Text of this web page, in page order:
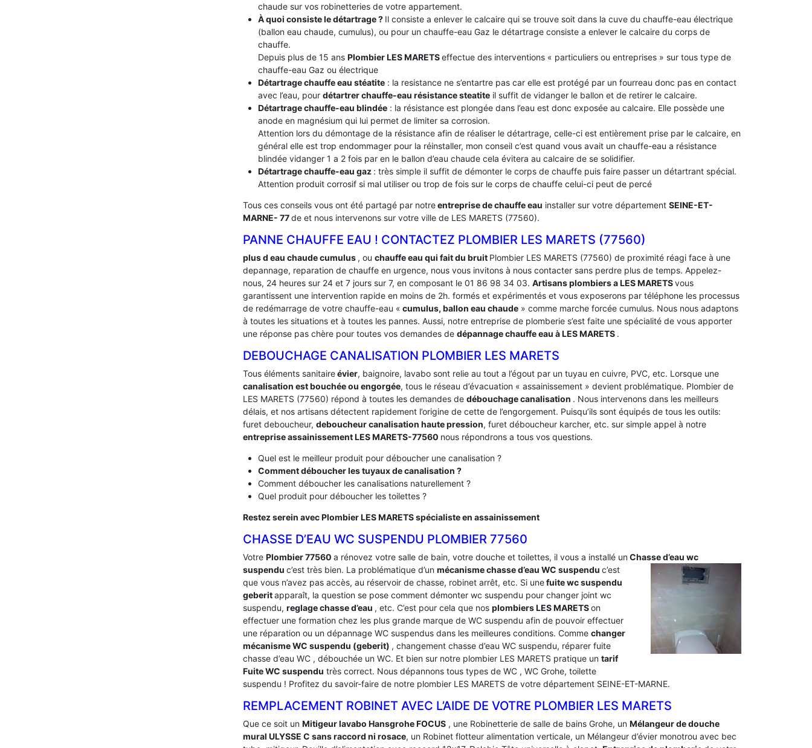
chaude sur vos robinetteries de votre appartement.
À quoi consiste le détartrage ? Il consiste a enlever le calcaire qui se trouve soit dans la cuve du chauffe-eau électrique
(ballon eau chaude, cumulus), ou pour un chauffe-eau Gaz le détartrage consiste a enlever le calcaire du corps de
chauffe.
Depuis plus de 15 ans Plombier LES MARETSeffectue des interventions « particuliers ou entreprises » sur tous type de
chauffe-eau Gaz ou électrique
Détartrage chauffe eau stéatite: la resistance ne s’entartre pas car elle est protégé par un fourreau donc pas en contact
avec l’eau, pour détartrer chauffe-eau résistance steatiteil suffit de vidanger le ballon et de retirer le calcaire.
Détartrage chauffe-eau blindée: la résistance est plongée dans l’eau est donc exposée au calcaire. Elle possède une
anode en magnésium qui lui permet de limiter sa corrosion.
Attention lors du démontage de la résistance afin de réaliser le détartrage, celle-ci est entièrement prise par le calcaire, en
général elle est trop endommager pour la réinstaller, mon conseil c’est quand vous avait un chauffe-eau a résistance
blindée vidanger 1 a 2 fois par en le ballon d’eau chaude cela évitera au calcaire de se solidifier.
Détartrage chauffe-eau gaz : très simple il suffit de démonter le corps de chauffe puis faire passer un détartrant spécial.
Attention produit corrosif si mal utiliser ou trop de fois sur le corps de chauffe celui-ci peut de percé
Tous ces conseils vous ont été partagé par notreentreprise de chauffe eau installer sur votre département SEINE-ET-
MARNE- 77de et nous intervenons sur votre ville de LES MARETS (77560).
PANNE CHAUFFE EAU ! CONTACTEZ PLOMBIER LES MARETS (77560)
plus d eau chaude cumulus , ou chauffe eau qui fait du bruit Plombier LES MARETS (77560) de proximité réagi face à une
depannage, reparation de chauffe en urgence, nous vous invitons à nous contacter sans perdre plus de temps. Appelez-
nous, 24 heures sur 24 et 7 jours sur 7, en composant le 01 86 98 34 03. Artisans plombiers a LES MARETSvous
garantissent une intervention rapide en moins de 2h. formés et expérimentés et vous exposerons par téléphone les processus
de redémarrage de votre chauffe-eau « cumulus, ballon eau chaude » comme marche forcée cumulus. Nous nous adaptons
à toutes les situations et à toutes les pannes. Aussi, notre entreprise de plomberie s’est faite une spécialité de vous apporter
une réponse pas chère pour toutes vos demandes de dépannage chauffe eau à LES MARETS .
DEBOUCHAGE CANALISATION PLOMBIER LES MARETS
Tous éléments sanitaireévier, baignoire, lavabo sont relie au tout a l’égout par un tuyau en cuivre, PVC, etc. Lorsque une
canalisation est bouchée ou engorgée, tous le réseau d’évacuation « assainissement » devient problématique. Plombier de
LES MARETS (77560) répond à toutes les demandes de débouchage canalisation . Nous intervenons dans les meilleurs
délais, et nos artisans détectent rapidement l’origine de cette de l’engorgement. Puisqu’ils sont équipés de tous les outils:
furet deboucheur, deboucheur canalisation haute pression, furet déboucheur karcher, etc. sur simple appel à notre
entreprise assainissement LES MARETS-77560 nous répondrons a tous vos questions.
Quel est le meilleur produit pour déboucher une canalisation ?
Comment déboucher les tuyaux de canalisation ?
Comment déboucher les canalisations naturellement ?
Quel produit pour déboucher les toilettes ?
Restez serein avec Plombier LES MARETS spécialiste en assainissement
CHASSE D’EAU WC SUSPENDU PLOMBIER 77560
Votre Plombier 77560 a rénovez votre salle de bain, votre douche et toilettes, il vous a installé unChasse d’eau wc
suspendu c’est très bien. La problématique d’un mécanisme chasse d’eau WC suspendu c’est
que vous n’avez pas accès, au réservoir de chasse, robinet arrêt, etc. Si unefuite wc suspendu
geberitapparaît, la question se pose comment démonter wc suspendu pour changer joint wc
suspendu, reglage chasse d’eau , etc. C’est pour cela que nos plombiers LES MARETSon
effectuer une formation chez les plus grande marque de WC suspendu afin de pouvoir effectuer
une réparation ou un dépannage WC suspendus dans les meilleures conditions. Comme changer
mécanisme WC suspendu (geberit) , changement chasse d’eau WC suspendu, réparer fuite
chasse d’eau WC , débouchée un WC. Et bien sur notre plombier LES MARETS pratique un tarif
Fuite WC suspendu très correct. Nous dépannons tous types de WC , WC Grohe, toilette
suspendu ! Profitez du savoir-faire de notre plombier LES MARETS de votre département SEINE-ET-MARNE.
REMPLACEMENT ROBINET AVEC L’AIDE DE VOTRE PLOMBIER LES MARETS
Que ce soit un Mitigeur lavabo Hansgrohe FOCUS , une Robinetterie de salle de bains Grohe, un Mélangeur de douche
mural ULYSSE C sans raccord ni rosace, un Robinet flotteur alimentation verticale, un Mélangeur d’évier monotrou avec bec